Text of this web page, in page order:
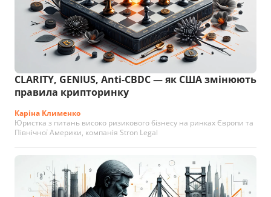
CLARITY, GENIUS, Anti-CBDC — як США змінюють
правила крипторинку
Каріна Клименко
Юристка з питань високо ризикового бізнесу на ринках Європи та
Північної Америки, компанія Stron Legal